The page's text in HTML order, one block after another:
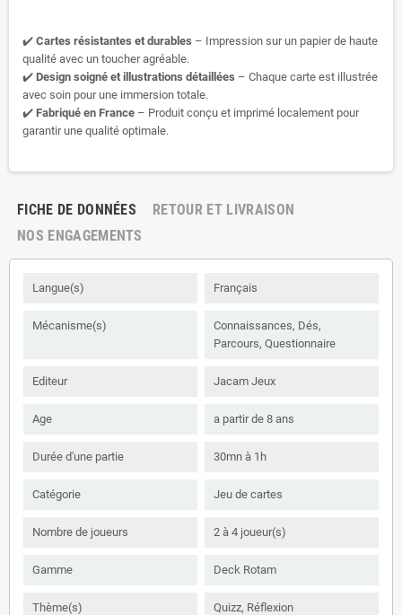
✔️ Cartes résistantes et durables – Impression sur un papier de haute
qualité avec un toucher agréable.
✔️ Design soigné et illustrations détaillées – Chaque carte est illustrée
avec soin pour une immersion totale.
✔️ Fabriqué en France – Produit conçu et imprimé localement pour
garantir une qualité optimale.
FICHE DE DONNÉES
RETOUR ET LIVRAISON
NOS ENGAGEMENTS
Langue(s) Français
Mécanisme(s)
Connaissances, Dés,
Parcours, Questionnaire
Editeur Jacam Jeux
Age a partir de 8 ans
Durée d'une partie 30mn à 1h
Catégorie Jeu de cartes
Nombre de joueurs 2 à 4 joueur(s)
Gamme Deck Rotam
Thème(s) Quizz, Réflexion